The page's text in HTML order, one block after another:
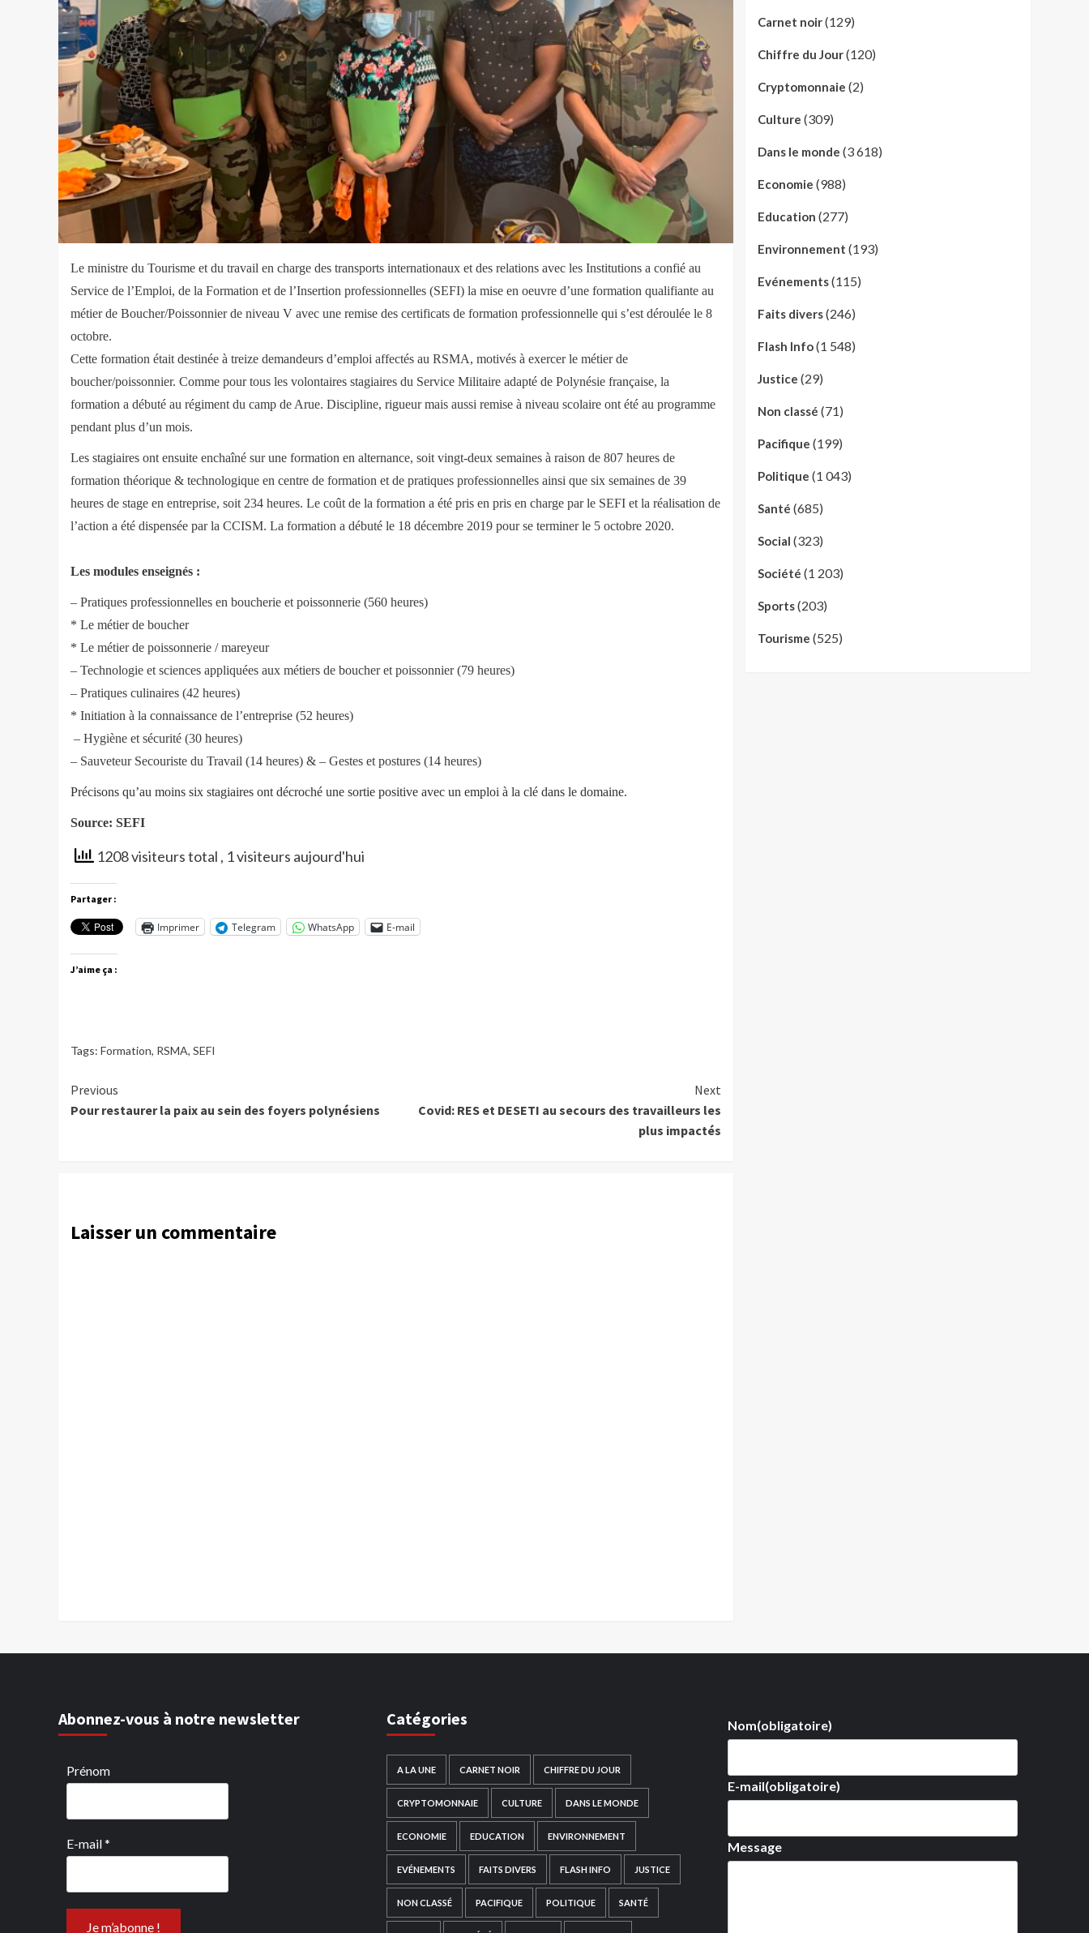
Le ministre du Tourisme et du travail en charge des transports internationaux et des relations avec les Institutions a confié au
Service de l’Emploi, de la Formation et de l’Insertion professionnelles (SEFI) la mise en oeuvre d’une formation qualifiante au
métier de Boucher/Poissonnier de niveau V avec une remise des certificats de formation professionnelle qui s’est déroulée le 8
octobre.
Cette formation était destinée à treize demandeurs d’emploi affectés au RSMA, motivés à exercer le métier de
boucher/poissonnier. Comme pour tous les volontaires stagiaires du Service Militaire adapté de Polynésie française, la
formation a débuté au régiment du camp de Arue. Discipline, rigueur mais aussi remise à niveau scolaire ont été au programme
pendant plus d’un mois.
Les stagiaires ont ensuite enchaîné sur une formation en alternance, soit vingt-deux semaines à raison de 807 heures de
formation théorique & technologique en centre de formation et de pratiques professionnelles ainsi que six semaines de 39
heures de stage en entreprise, soit 234 heures. Le coût de la formation a été pris en pris en charge par le SEFI et la réalisation de
l’action a été dispensée par la CCISM. La formation a débuté le 18 décembre 2019 pour se terminer le 5 octobre 2020.
Les modules enseignés :
– Pratiques professionnelles en boucherie et poissonnerie (560 heures)
* Le métier de boucher
* Le métier de poissonnerie / mareyeur
– Technologie et sciences appliquées aux métiers de boucher et poissonnier (79 heures)
– Pratiques culinaires (42 heures)
* Initiation à la connaissance de l’entreprise (52 heures)
– Hygiène et sécurité (30 heures)
– Sauveteur Secouriste du Travail (14 heures) & – Gestes et postures (14 heures)
Précisons qu’au moins six stagiaires ont décroché une sortie positive avec un emploi à la clé dans le domaine.
Source: SEFI
1208 visiteurs total , 1 visiteurs aujourd'hui
Partager :
Imprimer Telegram WhatsApp E-mail
J’aime ça :
Tags: Formation, RSMA, SEFI
Continue
Reading
Previous
Pour restaurer la paix au sein des foyers polynésiens
Next
Covid: RES et DESETI au secours des travailleurs les
plus impactés
Laisser un commentaire
Carnet noir(129)
Chiffre du Jour(120)
Cryptomonnaie (2)
Culture (309)
Dans le monde (3 618)
Economie (988)
Education (277)
Environnement (193)
Evénements(115)
Faits divers(246)
Flash Info(1 548)
Justice (29)
Non classé (71)
Pacifique (199)
Politique (1 043)
Santé (685)
Social (323)
Société (1 203)
Sports(203)
Tourisme (525)
Abonnez-vous à notre newsletter
Prénom
E-mail*
Catégories
A LA UNE CARNET NOIR CHIFFRE DU JOUR
CRYPTOMONNAIE CULTURE DANS LE MONDE
ECONOMIE EDUCATION ENVIRONNEMENT
EVÉNEMENTS FAITS DIVERS FLASH INFO JUSTICE
NON CLASSÉ PACIFIQUE POLITIQUE SANTÉ
Nom(obligatoire)
E-mail(obligatoire)
Message